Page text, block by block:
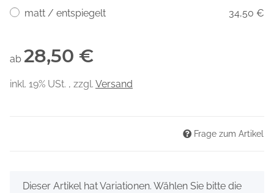
matt / entspiegelt
34,50 €
ab 28,50 €
inkl. 19% USt. , zzgl. Versand
Frage zum Artikel
x
Dieser Artikel hat Variationen. Wählen Sie bitte die